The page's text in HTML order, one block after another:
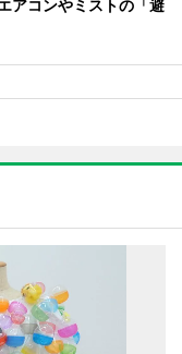
アコンやミストの「避